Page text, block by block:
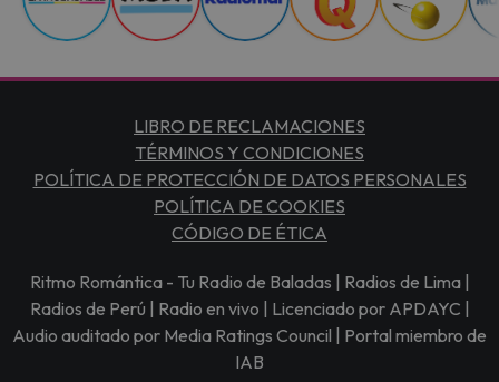
LIBRO DE RECLAMACIONES
TÉRMINOS Y CONDICIONES
POLÍTICA DE PROTECCIÓN DE DATOS PERSONALES
POLÍTICA DE COOKIES
CÓDIGO DE ÉTICA
Ritmo Romántica - Tu Radio de Baladas | Radios de Lima |
Radios de Perú | Radio en vivo | Licenciado por APDAYC |
Audio auditado por Media Ratings Council | Portal miembro de
IAB